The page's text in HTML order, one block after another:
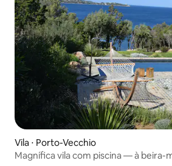
Vila ⋅ Porto-Vecchio
Magnífica vila com piscina — à beira-